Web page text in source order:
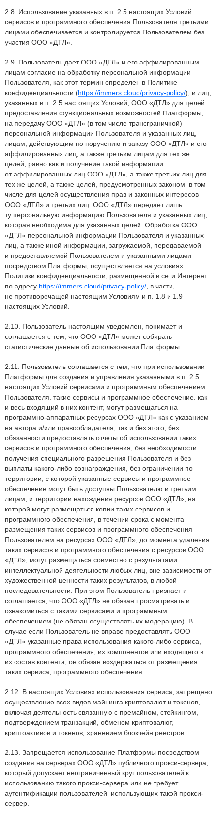
2.8. Использование указанных в п. 2.5 настоящих Условий
сервисов и программного обеспечения Пользователя третьими
лицами обеспечивается и контролируется Пользователем без
участия ООО «ДТЛ».
2.9. Пользователь дает ООО «ДТЛ» и его аффилированным
лицам согласие на обработку персональной информации
Пользователя, как этот термин определен в Политике
конфиденциальности (https://immers.cloud/privacy-policy/), и лиц,
указанных в п. 2.5 настоящих Условий, ООО «ДТЛ» для целей
предоставления функциональных возможностей Платформы,
на передачу ООО «ДТЛ» (в том числе трансграничной)
персональной информации Пользователя и указанных лиц,
лицам, действующим по поручению и заказу ООО «ДТЛ» и его
аффилированных лиц, а также третьим лицам для тех же
целей, равно как и получение такой информации
от аффилированных лиц ООО «ДТЛ», а также третьих лиц для
тех же целей, а также целей, предусмотренных законом, в том
числе для целей осуществления прав и законных интересов
ООО «ДТЛ» и третьих лиц. ООО «ДТЛ» передает лишь
ту персональную информацию Пользователя и указанных лиц,
которая необходима для указанных целей. Обработка ООО
«ДТЛ» персональной информации Пользователя и указанных
лиц, а также иной информации, загружаемой, передаваемой
и предоставляемой Пользователем и указанными лицами
посредством Платформы, осуществляется на условиях
Политики конфиденциальности, размещенной в сети Интернет
по адресу https://immers.cloud/privacy-policy/ , в части,
не противоречащей настоящим Условиям и п. 1.8 и 1.9
настоящих Условий.
2.10. Пользователь настоящим уведомлен, понимает и
соглашается с тем, что ООО «ДТЛ» может собирать
статистические данные об использовании Платформы.
2.11. Пользователь соглашается с тем, что при использовании
Платформы для создания и управления указанными в п. 2.5
настоящих Условий сервисами и программным обеспечением
Пользователя, такие сервисы и программное обеспечение, как
и весь входящий в них контент, могут размещаться на
программно-аппаратных ресурсах ООО «ДТЛ» как с указанием
на автора и/или правообладателя, так и без этого, без
обязанности предоставлять отчеты об использовании таких
сервисов и программного обеспечения, без необходимости
получения специального разрешения Пользователя и без
выплаты какого-либо вознаграждения, без ограничении по
территории, с которой указанные сервисы и программное
обеспечение могут быть доступны Пользователю и третьим
лицам, и территории нахождения ресурсов ООО «ДТЛ», на
которой могут размещаться копии таких сервисов и
программного обеспечения, в течении срока с момента
размещения таких сервисов и программного обеспечения
Пользователем на ресурсах ООО «ДТЛ», до момента удаления
таких сервисов и программного обеспечения с ресурсов ООО
«ДТЛ», могут размещаться совместно с результатами
интеллектуальной деятельности любых лиц, вне зависимости от
художественной ценности таких результатов, в любой
последовательности. При этом Пользователь признает и
соглашается, что ООО «ДТЛ» не обязан просматривать и
ознакомиться с такими сервисами и программным
обеспечением (не обязан осуществлять их модерацию). В
случае если Пользователь не вправе предоставлять ООО
«ДТЛ» указанные права использования какого-либо сервиса,
программного обеспечения, их компонентов или входящего в
их состав контента, он обязан воздержаться от размещения
таких сервиса, программного обеспечения.
2.12. В настоящих Условиях использования сервиса, запрещено
осуществление всех видов майнинга криптовалют и токенов,
включая деятельность связанную с премайном, стейкингом,
подтверждением транзакций, обменом криптовалют,
криптоактивов и токенов, хранением блокчейн реестров.
2.13. Запрещается использование Платформы посредством
создания на серверах ООО «ДТЛ» публичного прокси-сервера,
который допускает неограниченный круг пользователей к
использованию такого прокси-сервера или не требует
аутентификации пользователей, использующих такой прокси-
сервер.